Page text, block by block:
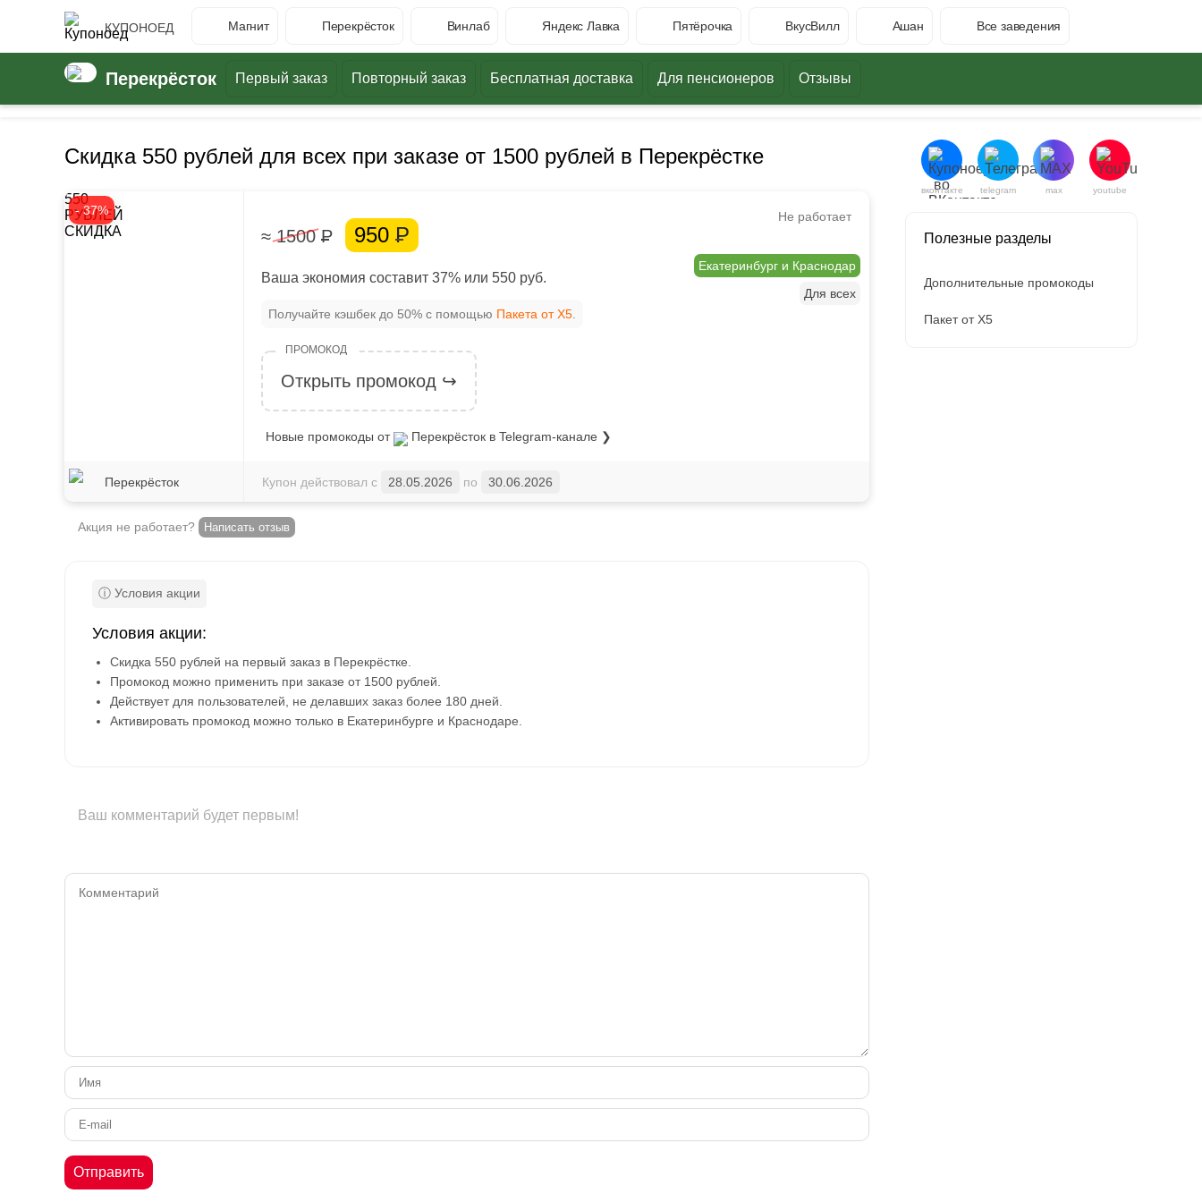
КУПОНОЕД Магнит Перекрёсток Винлаб Яндекс Лавка Пятёрочка ВкусВилл Ашан Все заведения
Перекрёсток Первый заказ Повторный заказ Бесплатная доставка Для пенсионеров Отзывы
Скидка 550 рублей для всех при заказе от 1500 рублей в Перекрёстке
- 37%
550
РУБЛЕЙ
СКИДКА
Перекрёсток
Не работает
≈ 1500Р 950 Р
Ваша экономия составит 37% или 550 руб.
Получайте кэшбек до 50% с помощью Пакета от X5
Открыть промокод ↪
Новые промокоды от Перекрёсток в Telegram-канале ❯
Екатеринбург и Краснодар
Для всех
Купон действовал с 28.05.2026 по 30.06.2026
Акция не работает? Написать отзыв
Условия акции:
Скидка 550 рублей на первый заказ в Перекрёстке.
Промокод можно применить при заказе от 1500 рублей.
Действует для пользователей, не делавших заказ более 180 дней.
Активировать промокод можно только в Екатеринбурге и Краснодаре.
Ваш комментарий будет первым!
вконтакте telegram max youtube
Полезные разделы
Дополнительные промокоды
Пакет от X5